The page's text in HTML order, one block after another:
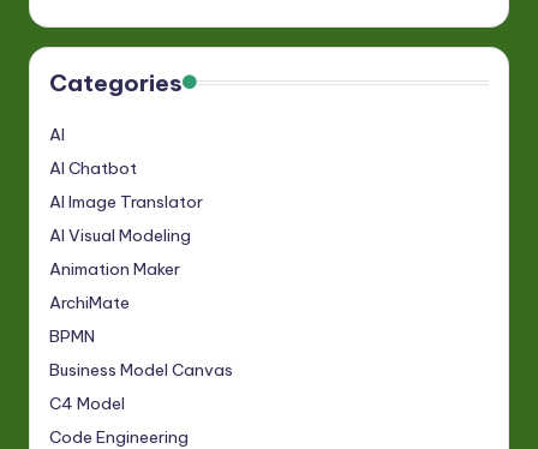
Categories
AI
AI Chatbot
AI Image Translator
AI Visual Modeling
Animation Maker
ArchiMate
BPMN
Business Model Canvas
C4 Model
Code Engineering